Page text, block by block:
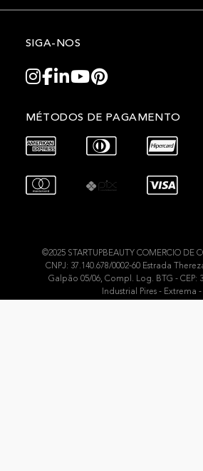
SIGA-NOS
MÉTODOS DE PAGAMENTO
©2025 STARTUPBEAUTY COMERCIO DE
CNPJ: 37.140.678/0002-60 Estrada
Galpão 05/06, Compl. Log. BTG - CEP:
Industrial Pires - Extrema